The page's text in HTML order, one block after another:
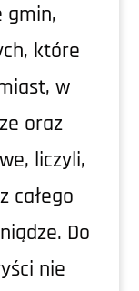
gmin,
które
w
oraz
liczyli,
całego
Do
nie